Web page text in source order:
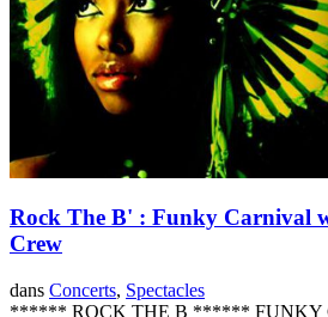
Rock The B' : Funky Carnival
Crew
dans Concerts, Spectacles
****** ROCK THE B ****** FUNKY